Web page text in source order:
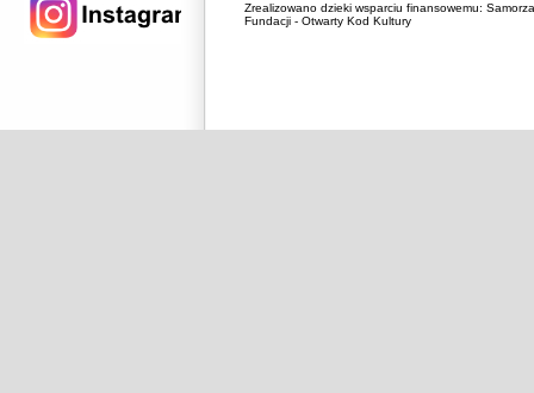
Zrealizowano dzieki wsparciu finansowemu:
Fundacji - Otwarty Kod Kultury